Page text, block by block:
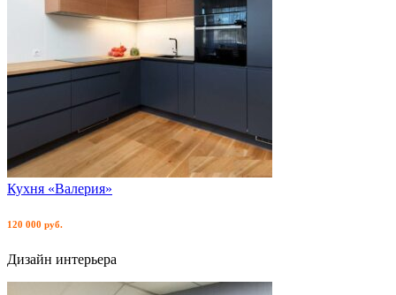
Кухня «Валерия»
120 000 руб.
Дизайн интерьера